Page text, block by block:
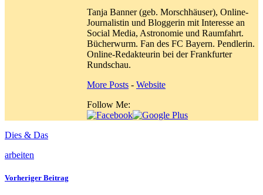
Tanja Banner (geb. Morschhäuser), Online-
Journalistin und Bloggerin mit Interesse an
Social Media, Astronomie und Raumfahrt.
Bücherwurm. Fan des FC Bayern. Pendlerin.
Online-Redakteurin bei der Frankfurter
Rundschau.
More Posts - Website
Follow Me:
Dies & Das
arbeiten
Vorheriger Beitrag